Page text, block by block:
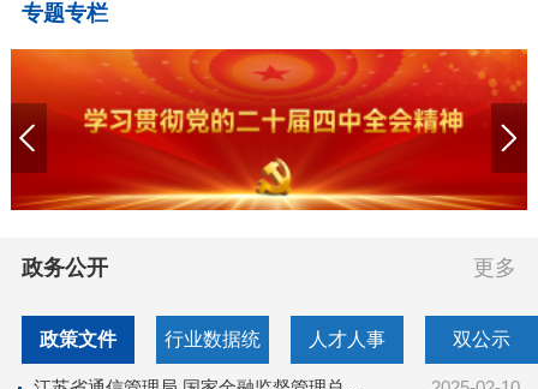
专题专栏
政务公开 更多
政策文件 行业数据统 人才人事 双公示